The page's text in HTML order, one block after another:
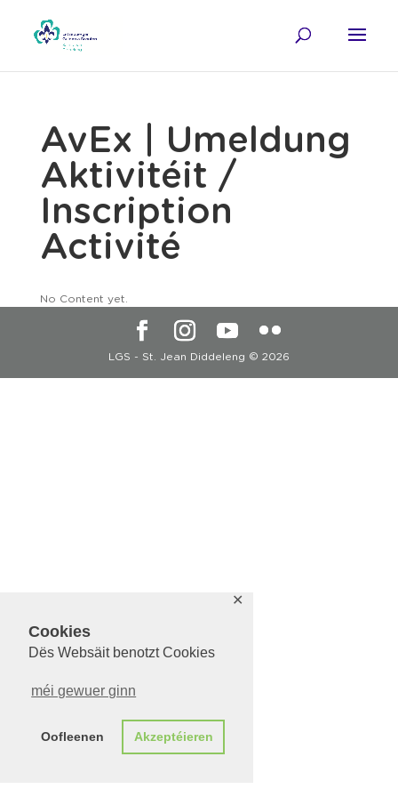
Cookies
Dës Websäit benotzt Cookies
méi gewuer ginn
Oofleenen Akzeptéieren
✕
AvEx | Umeldung
Aktivitéit /
Inscription
Activité
No Content yet.
LGS - St. Jean Diddeleng © 2026